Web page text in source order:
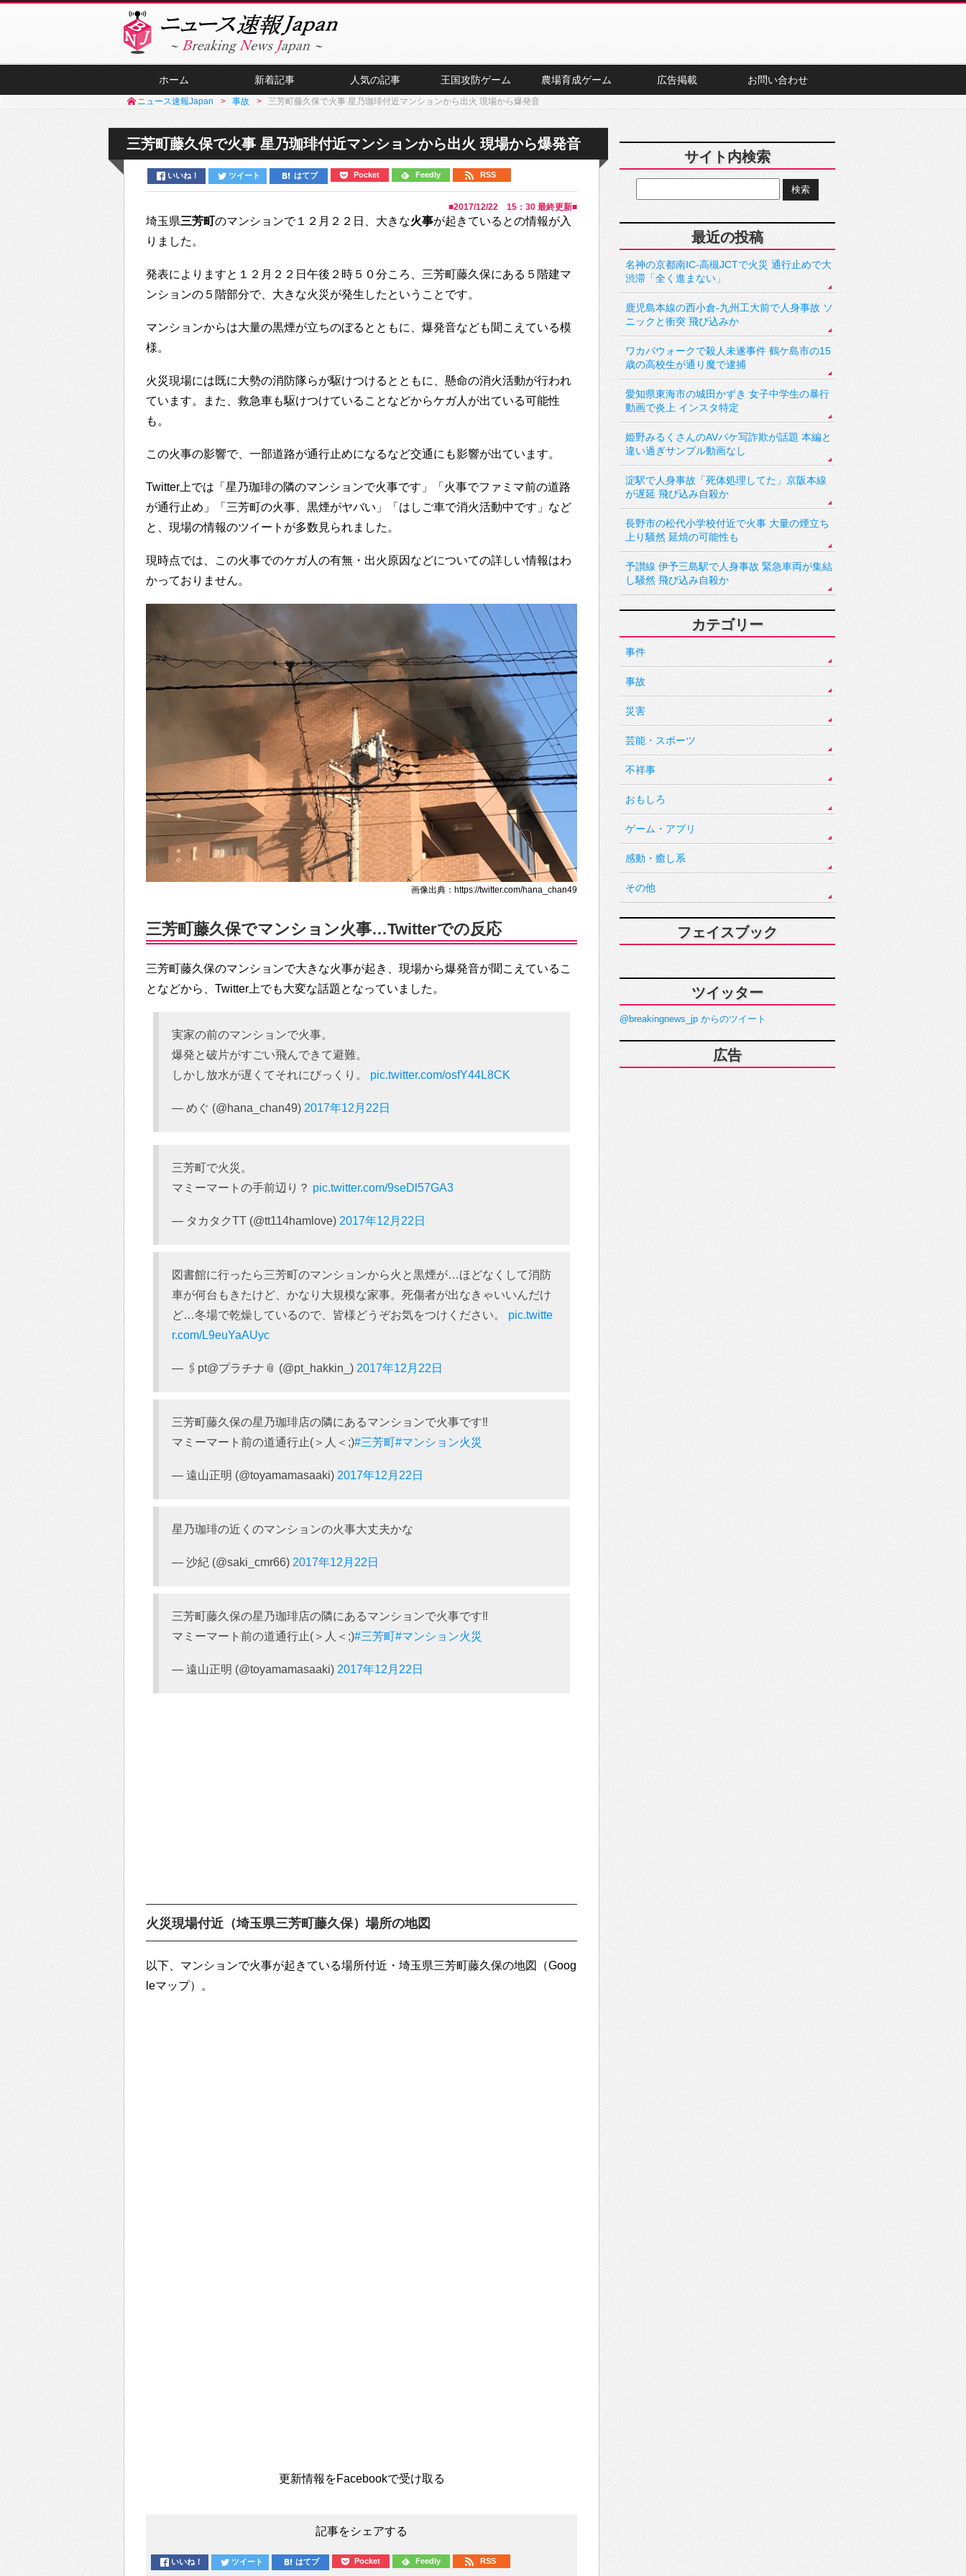
ホーム 新着記事 人気の記事 王国攻防ゲーム 農場育成ゲーム 広告掲載 お問い合わせ
ニュース速報Japan 事故 三芳町藤久保で火事 星乃珈琲付近マンションから出火 現場から爆発音
三芳町藤久保で火事 星乃珈琲付近マンションから出火 現場から爆発音
いいね！ ツイート はてブ Pocket Feedly RSS
■2017/12/22 15：30 最終更新■
埼玉県三芳町のマンションで１２月２２日、大きな火事が起きているとの情報が入
りました。
発表によりますと１２月２２日午後２時５０分ころ、三芳町藤久保にある５階建マ
ンションの５階部分で、大きな火災が発生したということです。
マンションからは大量の黒煙が立ちのぼるとともに、爆発音なども聞こえている模
様。
火災現場には既に大勢の消防隊らが駆けつけるとともに、懸命の消火活動が行われ
ています。また、救急車も駆けつけていることなどからケガ人が出ている可能性
も。
この火事の影響で、一部道路が通行止めになるなど交通にも影響が出ています。
Twitter上では「星乃珈琲の隣のマンションで火事です」「火事でファミマ前の道路
が通行止め」「三芳町の火事、黒煙がヤバい」「はしご車で消火活動中です」など
と、現場の情報のツイートが多数見られました。
現時点では、この火事でのケガ人の有無・出火原因などについての詳しい情報はわ
かっておりません。
画像出典：https://twitter.com/hana_chan49
三芳町藤久保でマンション火事…Twitterでの反応
三芳町藤久保のマンションで大きな火事が起き、現場から爆発音が聞こえているこ
となどから、Twitter上でも大変な話題となっていました。
実家の前のマンションで火事。
爆発と破片がすごい飛んできて避難。
しかし放水が遅くてそれにびっくり。 pic.twitter.com/osfY44L8CK
— めぐ (@hana_chan49) 2017年12月22日
三芳町で火災。
マミーマートの手前辺り？ pic.twitter.com/9seDl57GA3
— タカタクTT (@tt114hamlove) 2017年12月22日
図書館に行ったら三芳町のマンションから火と黒煙が…ほどなくして消防
車が何台もきたけど、かなり大規模な家事。死傷者が出なきゃいいんだけ
ど…冬場で乾燥しているので、皆様どうぞお気をつけください。 pic.twitte
r.com/L9euYaAUyc
— 🖇pt@プラチナ📎 (@pt_hakkin_) 2017年12月22日
三芳町藤久保の星乃珈琲店の隣にあるマンションで火事です‼︎
マミーマート前の道通行止(＞人＜;)#三芳町#マンション火災
— 遠山正明 (@toyamamasaaki) 2017年12月22日
星乃珈琲の近くのマンションの火事大丈夫かな
— 沙紀 (@saki_cmr66) 2017年12月22日
三芳町藤久保の星乃珈琲店の隣にあるマンションで火事です‼︎
マミーマート前の道通行止(＞人＜;)#三芳町#マンション火災
— 遠山正明 (@toyamamasaaki) 2017年12月22日
火災現場付近（埼玉県三芳町藤久保）場所の地図
以下、マンションで火事が起きている場所付近・埼玉県三芳町藤久保の地図（Goog
leマップ）。
更新情報をFacebookで受け取る
記事をシェアする
いいね！ ツイート はてブ Pocket Feedly RSS
サイト内検索
最近の投稿
名神の京都南IC-高槻JCTで火災 通行止めで大
渋滞「全く進まない」
鹿児島本線の西小倉-九州工大前で人身事故 ソ
ニックと衝突 飛び込みか
ワカバウォークで殺人未遂事件 鶴ケ島市の15
歳の高校生が通り魔で逮捕
愛知県東海市の城田かずき 女子中学生の暴行
動画で炎上 インスタ特定
姫野みるくさんのAVパケ写詐欺が話題 本編と
違い過ぎサンプル動画なし
淀駅で人身事故「死体処理してた」京阪本線
が遅延 飛び込み自殺か
長野市の松代小学校付近で火事 大量の煙立ち
上り騒然 延焼の可能性も
予讃線 伊予三島駅で人身事故 緊急車両が集結
し騒然 飛び込み自殺か
カテゴリー
事件
事故
災害
芸能・スポーツ
不祥事
おもしろ
ゲーム・アプリ
感動・癒し系
その他
フェイスブック
ツイッター
@breakingnews_jp からのツイート
広告